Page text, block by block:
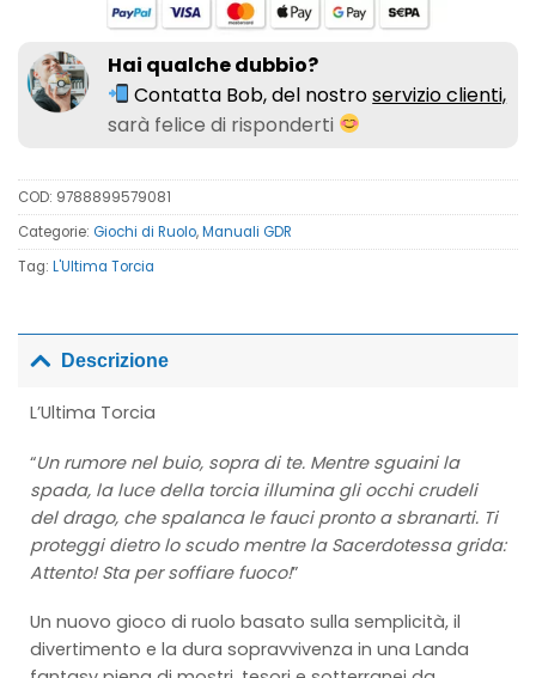
Hai qualche dubbio?
Contatta Bob, del nostroservizio clienti,
sarà felice di risponderti
COD: 9788899579081
Categorie: Giochi di Ruolo,Manuali GDR
Tag: L'Ultima Torcia
Descrizione
L’Ultima Torcia
“Un rumore nel buio, sopra di te. Mentre sguaini la
spada, la luce della torcia illumina gli occhi crudeli
del drago, che spalanca le fauci pronto a sbranarti. Ti
proteggi dietro lo scudo mentre la Sacerdotessa grida:
Attento! Sta per soffiare fuoco!”
Un nuovo gioco di ruolo basato sulla semplicità, il
divertimento e la dura sopravvivenza in una Landa